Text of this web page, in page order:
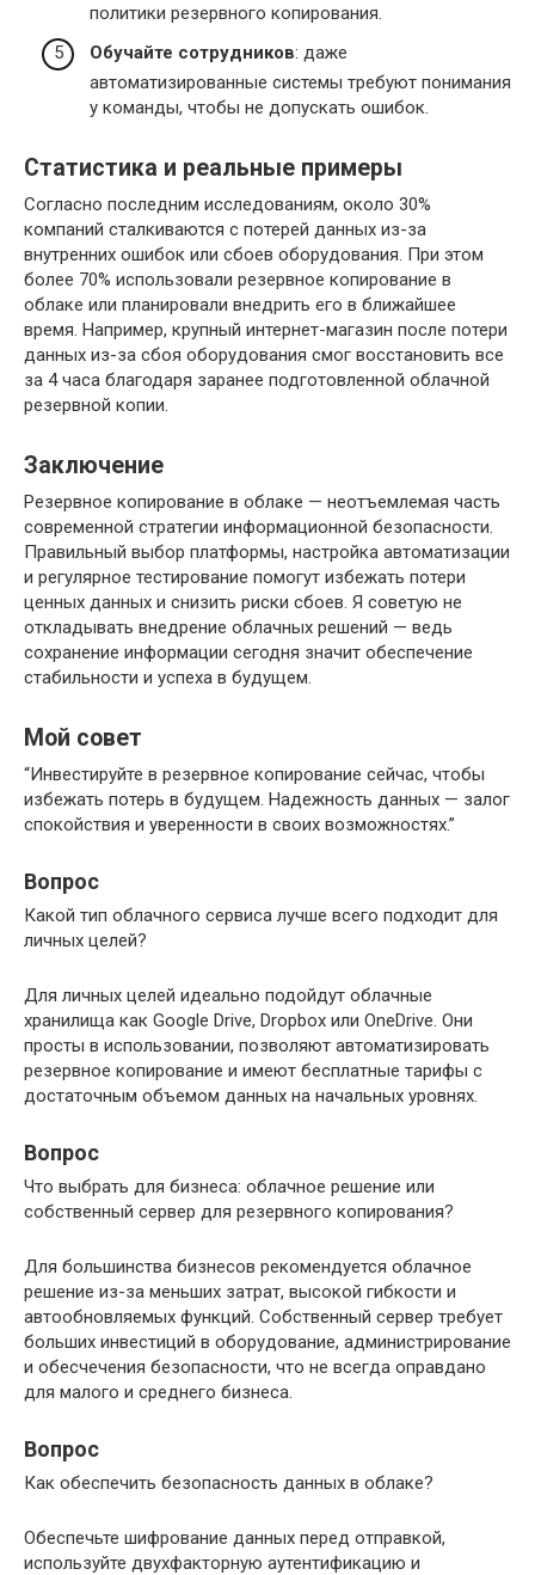
политики резервного копирования.
Обучайте сотрудников: даже
автоматизированные системы требуют понимания
у команды, чтобы не допускать ошибок.
Статистика и реальные примеры
Согласно последним исследованиям, около 30%
компаний сталкиваются с потерей данных из-за
внутренних ошибок или сбоев оборудования. При этом
более 70% использовали резервное копирование в
облаке или планировали внедрить его в ближайшее
время. Например, крупный интернет-магазин после потери
данных из-за сбоя оборудования смог восстановить все
за 4 часа благодаря заранее подготовленной облачной
резервной копии.
Заключение
Резервное копирование в облаке — неотъемлемая часть
современной стратегии информационной безопасности.
Правильный выбор платформы, настройка автоматизации
и регулярное тестирование помогут избежать потери
ценных данных и снизить риски сбоев. Я советую не
откладывать внедрение облачных решений — ведь
сохранение информации сегодня значит обеспечение
стабильности и успеха в будущем.
Мой совет
“Инвестируйте в резервное копирование сейчас, чтобы
избежать потерь в будущем. Надежность данных — залог
спокойствия и уверенности в своих возможностях.”
Вопрос
Какой тип облачного сервиса лучше всего подходит для
личных целей?
Для личных целей идеально подойдут облачные
хранилища как Google Drive, Dropbox или OneDrive. Они
просты в использовании, позволяют автоматизировать
резервное копирование и имеют бесплатные тарифы с
достаточным объемом данных на начальных уровнях.
Вопрос
Что выбрать для бизнеса: облачное решение или
собственный сервер для резервного копирования?
Для большинства бизнесов рекомендуется облачное
решение из-за меньших затрат, высокой гибкости и
автообновляемых функций. Собственный сервер требует
больших инвестиций в оборудование, администрирование
и обесчечения безопасности, что не всегда оправдано
для малого и среднего бизнеса.
Вопрос
Как обеспечить безопасность данных в облаке?
Обеспечьте шифрование данных перед отправкой,
используйте двухфакторную аутентификацию и